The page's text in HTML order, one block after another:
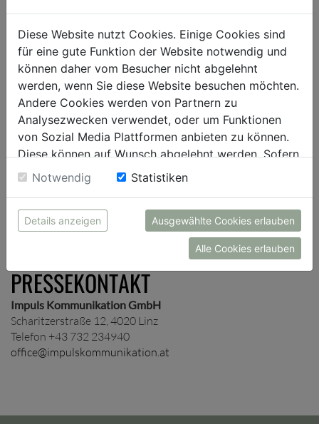
ZURÜCK
ANMELDEN ZUM PRESSEVERTEILER
Sehr gerne nehmen wir dich in unseren
Presseverteiler auf und schicken dir je nach Wunsch
unternehmens- und/oder themenspezifische
Presseinformationen zu.
PRESSEKONTAKT
Impuls Kommunikation GmbH
Scharitzerstraße 12, 4020 Linz
Telefon +43 732 234940
office@impulskommunikation.at
Diese Website nutzt Cookies. Einige Cookies sind
für eine gute Funktion der Website notwendig und
können daher vom Besucher nicht abgelehnt
werden, wenn Sie diese Website besuchen möchten.
Andere Cookies werden von Partnern zu
Analysezwecken verwendet, oder um Funktionen
von Sozial Media Plattformen anbieten zu können.
Diese können auf Wunsch abgelehnt werden. Sofern
sie unsere Webseite weiter nutzen, geben Sie
Einwilligung zu unseren Cookies.
Notwendig Statistiken
Details anzeigen Ausgewählte Cookies erlauben
Alle Cookies erlauben